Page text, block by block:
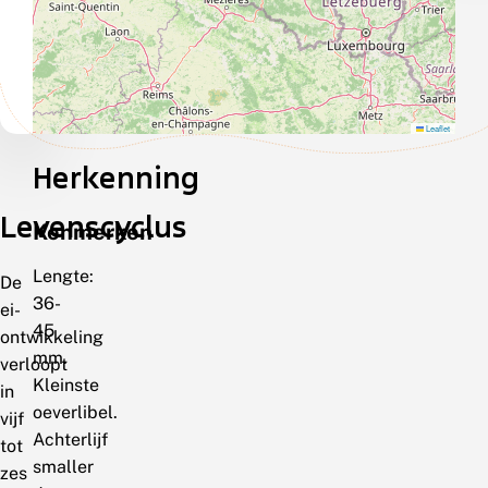
Leaflet
Levenscyclus
De
ei-
ontwikkeling
verloopt
in
vijf
tot
zes
Herkenning
Kenmerken
Lengte:
36-
45
mm.
Kleinste
oeverlibel.
Achterlijf
smaller